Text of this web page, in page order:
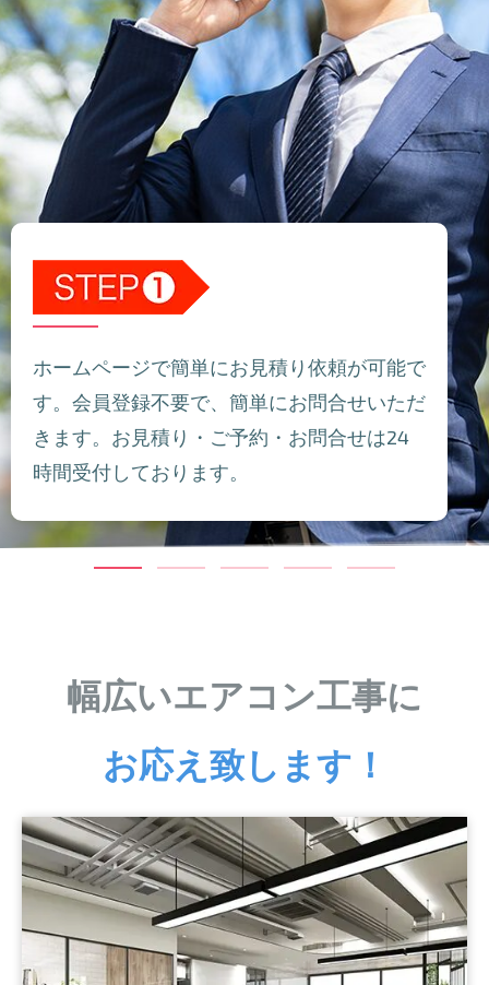
ホームページで簡単にお見積り依頼が可能で
す。会員登録不要で、簡単にお問合せいただ
きます。お見積り・ご予約・お問合せは24
時間受付しております。
幅広いエアコン工事に
お応え致します！